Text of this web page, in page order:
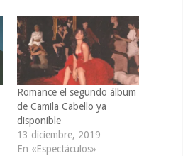
Romance el segundo álbum
de Camila Cabello ya
disponible
13 diciembre, 2019
En «Espectáculos»